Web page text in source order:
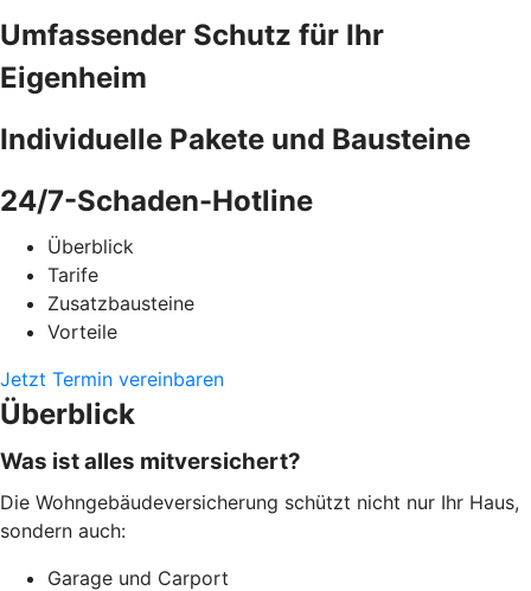
Umfassender Schutz für Ihr
Eigenheim
Individuelle Pakete und Bausteine
24/7-Schaden-Hotline
Überblick
Tarife
Zusatzbausteine
Vorteile
Jetzt Termin vereinbaren
Überblick
Was ist alles mitversichert?
Die Wohngebäudeversicherung schützt nicht nur Ihr Haus,
sondern auch:
Garage und Carport